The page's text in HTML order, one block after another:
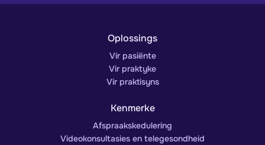
Oplossings
Vir pasiënte
Vir praktyke
Vir praktisyns
Kenmerke
Afspraakskedulering
Videokonsultasies en telegesondheid